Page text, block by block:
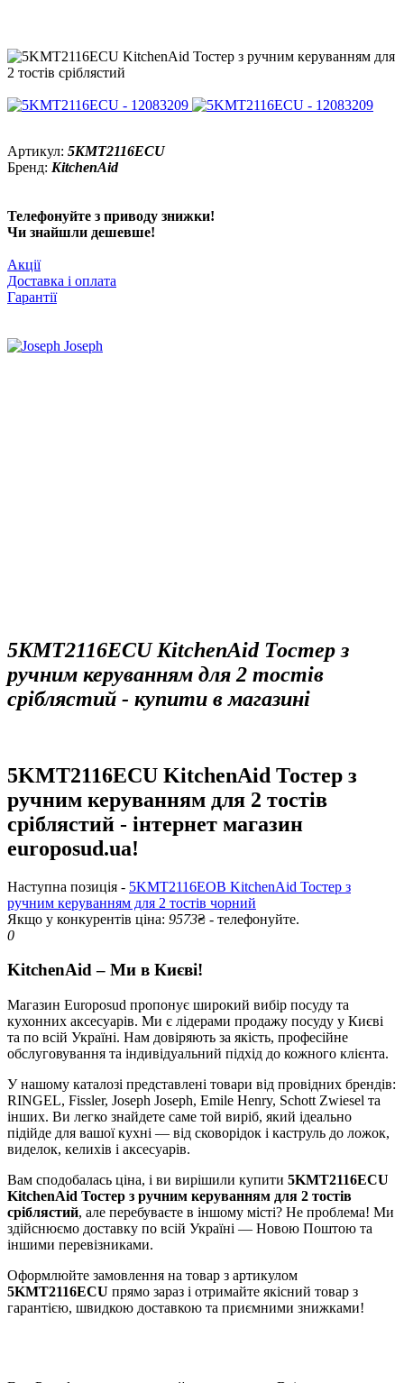
Артикул: 5KMT2116ЕCU
Бренд: KitchenAid
Телефонуйте з приводу знижки!
Чи знайшли дешевше!
Акції
Доставка і оплата
Гарантії
5KMT2116ЕCU KitchenAid Тостер з
ручним керуванням для 2 тостів
сріблястий - купити в магазині
5KMT2116ЕCU KitchenAid Тостер з
ручним керуванням для 2 тостів
сріблястий - інтернет магазин
europosud.ua!
Наступна позиція - 5KMT2116ЕOB KitchenAid Тостер з
ручним керуванням для 2 тостів чорний
Якщо у конкурентів ціна: 9573₴ - телефонуйте.
0
KitchenAid – Ми в Києві!
Магазин Europosud пропонує широкий вибір посуду та
кухонних аксесуарів. Ми є лідерами продажу посуду у Києві
та по всій Україні. Нам довіряють за якість, професійне
обслуговування та індивідуальний підхід до кожного клієнта.
У нашому каталозі представлені товари від провідних брендів:
RINGEL, Fissler, Joseph Joseph, Emile Henry, Schott Zwiesel та
інших. Ви легко знайдете саме той виріб, який ідеально
підійде для вашої кухні — від сковорідок і каструль до ложок,
виделок, келихів і аксесуарів.
Вам сподобалась ціна, і ви вирішили купити 5KMT2116ЕCU
KitchenAid Тостер з ручним керуванням для 2 тостів
сріблястий, але перебуваєте в іншому місті? Не проблема! Ми
здійснюємо доставку по всій Україні — Новою Поштою та
іншими перевізниками.
Оформлюйте замовлення на товар з артикулом
5KMT2116ЕCU прямо зараз і отримайте якісний товар з
гарантією, швидкою доставкою та приємними знижками!